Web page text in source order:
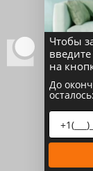
Чтобы
на
До
осталось: